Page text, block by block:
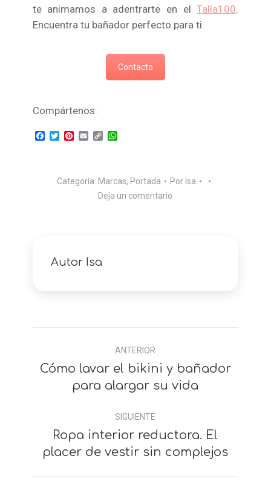
te animamos a adentrarte en elTalla100
Encuentra tu bañador perfecto para ti.
Contacto
Compártenos:
Facebook
TwitterPinterest
EmailCopyWhatsApp
Categoría: Marcas, Portada Por Isa
Deja un comentario
AutorIsa
entre
comentarios
ANTERIOR
Anterior
Cómo lavar el bikini y bañador
para alargar su vida
SIGUIENTE
Siguiente
Ropa interior reductora. El
placer de vestir sin complejos